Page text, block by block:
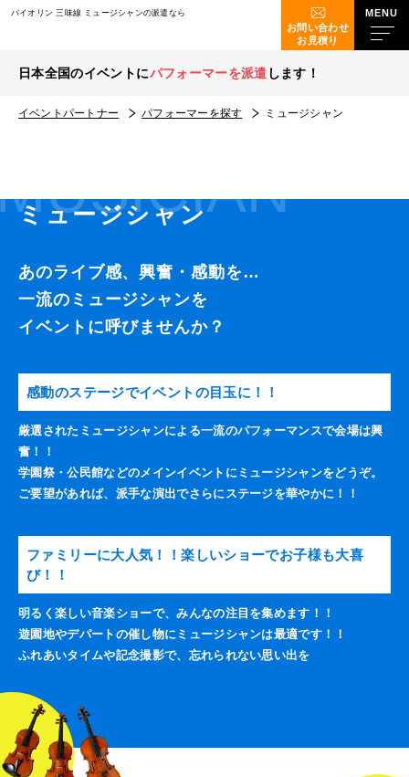
バイオリン 三味線 ミュージシャンの派遣なら
お問い合わせ
お見積り
日本全国のイベントにパフォーマーを派遣 します！
イベントパートナー パフォーマーを探す ミュージシャン
ミュージシャン
あのライブ感、興奮・感動を…
一流のミュージシャンを
イベントに呼びませんか？
感動のステージでイベントの目玉に！！
厳選されたミュージシャンによる一流のパフォーマンスで会場は興
奮！！
学園祭・公民館などのメインイベントにミュージシャンをどうぞ。
ご要望があれば、派手な演出でさらにステージを華やかに！！
ファミリーに大人気！！楽しいショーでお子様も大喜
び！！
明るく楽しい音楽ショーで、みんなの注目を集めます！！
遊園地やデパートの催し物にミュージシャンは最適です！！
ふれあいタイムや記念撮影で、忘れられない思い出を